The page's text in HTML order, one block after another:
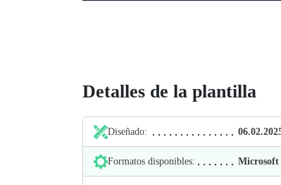
Detalles de la plantilla
Diseñado:
Formatos disponibles: Microsoft